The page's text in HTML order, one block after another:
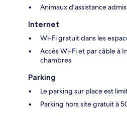
Animaux d’assistance admis
Internet
Wi-Fi gratuit dans les
Accès Wi-Fi et par câble à
chambres
Parking
Le parking sur place est
Parking hors site gratuit à